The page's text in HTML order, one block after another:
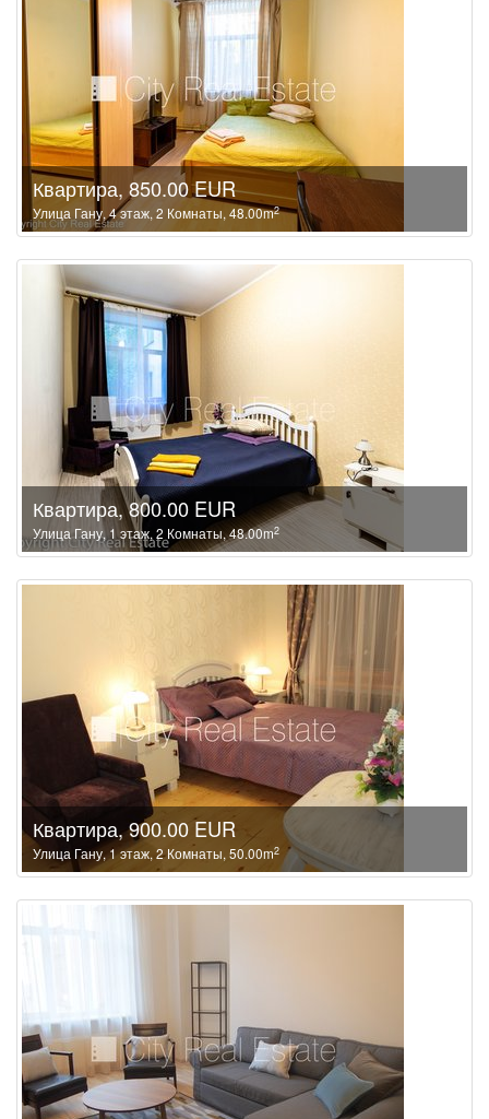
Квартира, 850.00 EUR
Улица Гану, 4 этаж, 2 Комнаты, 48.00m2
Квартира, 800.00 EUR
Улица Гану, 1 этаж, 2 Комнаты, 48.00m2
Квартира, 900.00 EUR
Улица Гану, 1 этаж, 2 Комнаты, 50.00m2